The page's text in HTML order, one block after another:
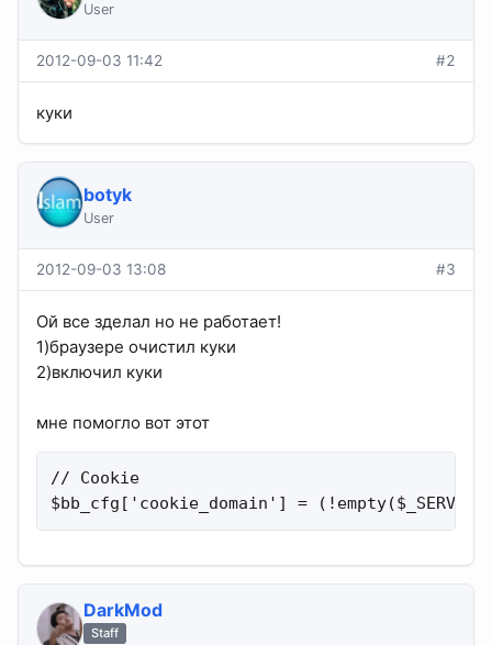
User
2012-09-03 11:42 #2
куки
botyk
User
2012-09-03 13:08 #3
Ой все зделал но не работает!
1)браузере очистил куки
2)включил куки
мне помогло вот этот
// Cookie
$bb_cfg['cookie_domain'] =
DarkMod
Staff